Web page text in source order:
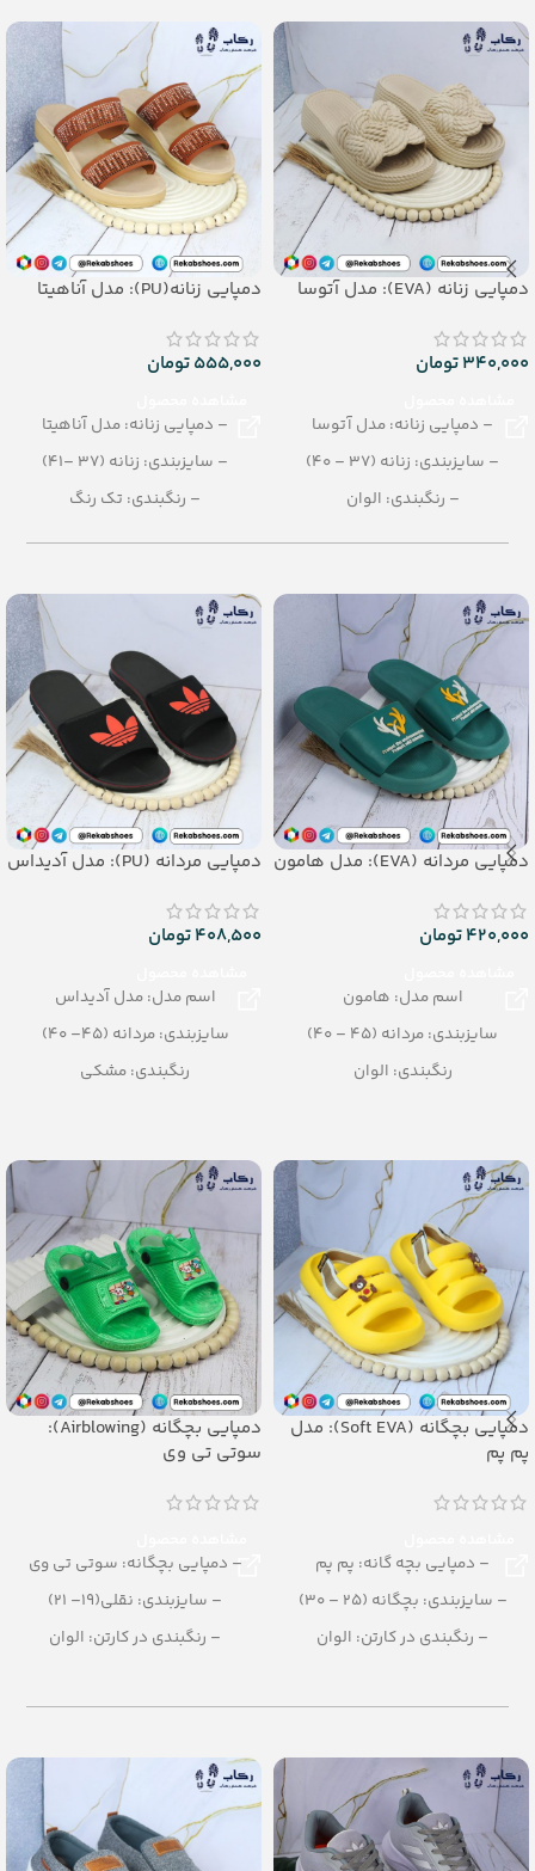
دمپایی زنانه (EVA): مدل آتوسا
340,000تومان
– دمپایی زنانه: مدل آتوسا
– سایزبندی: زنانه (37 – 40)
– رنگبندی: الوان
– تعداد در کارتن: 16 جفت _ جنس:
دمپایی زنانه(PU): مدل آناهیتا
555,000تومان
– دمپایی زنانه: مدل آناهیتا
– سایزبندی: زنانه (37 –41)
– رنگبندی: تک رنگ
– تعداد در کارتن: 12 جفت
دمپایی مردانه (EVA): مدل هامون
420,000تومان
اسم مدل: هامون
سایزبندی: مردانه (45 – 40)
رنگبندی: الوان
دمپایی مردانه (PU): مدل آدیداس
408,500تومان
اسم مدل: مدل آدیداس
سایزبندی: مردانه (45– 40)
رنگبندی: مشکی
دمپایی بچگانه (Soft EVA): مدل
پم پم
– دمپایی بچه گانه: پم پم
– سایزبندی: بچگانه (25 – 30)
– رنگبندی در کارتن: الوان
– جنس: EVA Soft
دمپایی بچگانه (Airblowing):
سوتی تی وی
– دمپایی بچگانه: سوتی تی وی
– سایزبندی: نقلی(19– 21)
– رنگبندی در کارتن: الوان
– جنس: Airblowing